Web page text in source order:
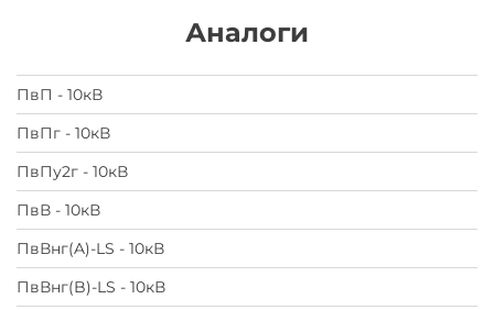
Аналоги
ПвП - 10кВ
ПвПг - 10кВ
ПвПу2г - 10кВ
ПвВ - 10кВ
ПвВнг(A)-LS - 10кВ
ПвВнг(B)-LS - 10кВ